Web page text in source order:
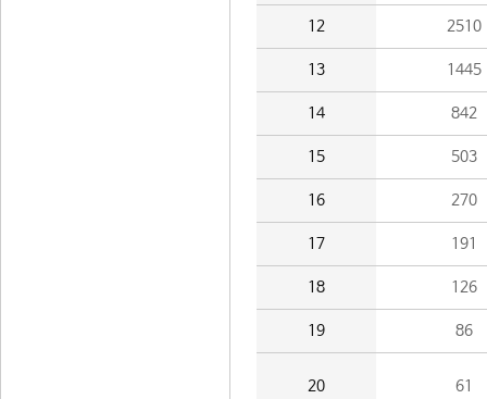
12 2510
13 1445
14 842
15 503
16 270
17 191
18 126
19 86
20 61